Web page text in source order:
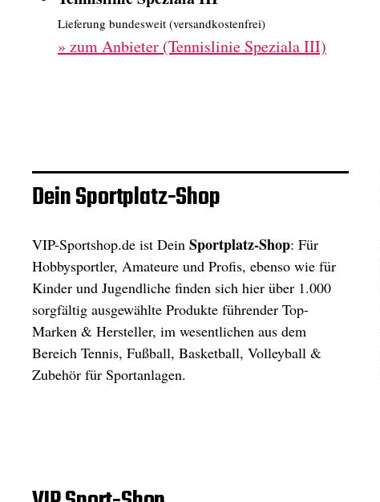
Lieferung bundesweit (versandkostenfrei)
» zum Anbieter (Tennislinie Speziala III)
Dein Sportplatz-Shop
VIP-Sportshop.de ist Dein Sportplatz-Shop: Für
Hobbysportler, Amateure und Profis, ebenso wie für
Kinder und Jugendliche finden sich hier über 1.000
sorgfältig ausgewählte Produkte führender Top-
Marken & Hersteller, im wesentlichen aus dem
Bereich Tennis, Fußball, Basketball, Volleyball &
Zubehör für Sportanlagen.